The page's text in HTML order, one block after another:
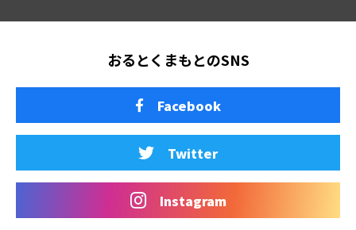
おるとくまもとのSNS
Facebook
Twitter
Instagram